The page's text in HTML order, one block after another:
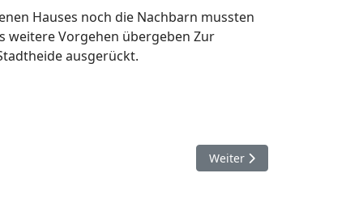
Hauses noch die Nachbarn mussten
weitere Vorgehen übergeben Zur
ausgerückt.
Nächster Beitrag: 31.
Weiter